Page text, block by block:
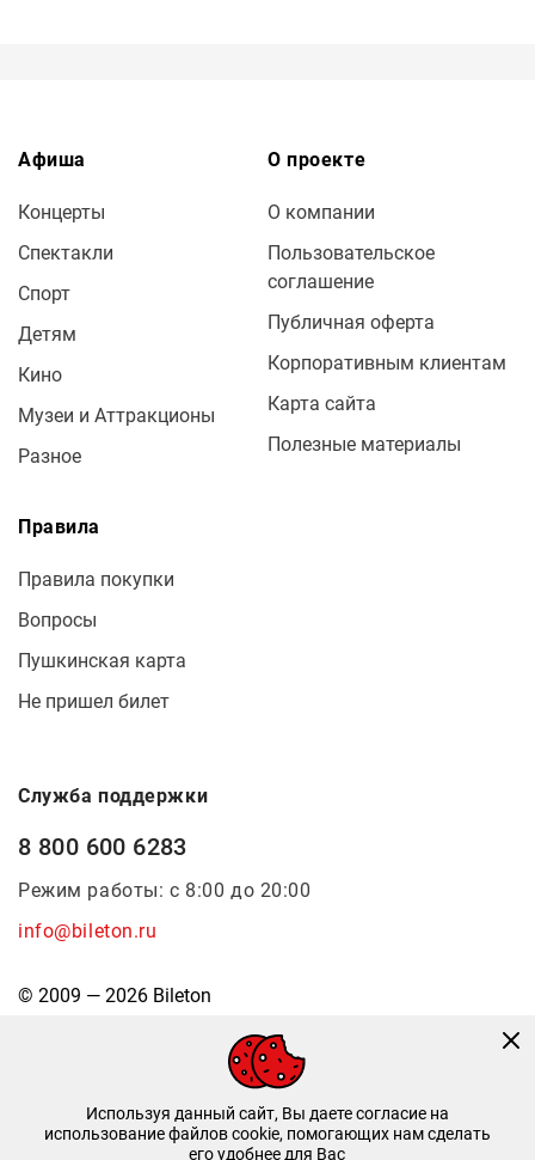
Афиша
Концерты
Спектакли
Спорт
Детям
Кино
Музеи и Аттракционы
Разное
О проекте
О компании
Пользовательское
соглашение
Публичная оферта
Корпоративным клиентам
Карта сайта
Полезные материалы
Правила
Правила покупки
Вопросы
Пушкинская карта
Не пришел билет
Служба поддержки
8 800 600 6283
Режим работы: с 8:00 до 20:00
info@bileton.ru
© 2009 — 2026 Bileton
Используя данный сайт, Вы даете согласие на
использование файлов cookie, помогающих нам сделать
его удобнее для Вас